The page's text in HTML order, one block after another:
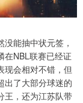
能抽中状元签，
在NBL联赛已经证
现会相对不错，但
出了大部分球迷的
王，还为江苏队带